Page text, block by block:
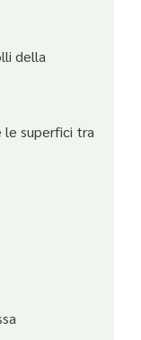
della
superfici tra